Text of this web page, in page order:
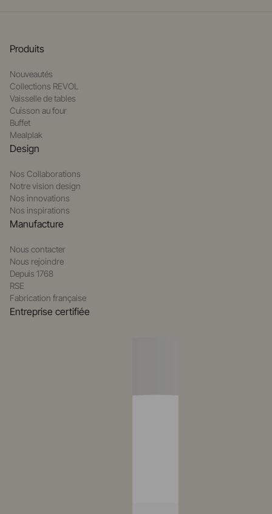
Produits
Nouveautés
Collections REVOL
Vaisselle de tables
Cuisson au four
Buffet
Mealplak
Design
Nos Collaborations
Notre vision design
Nos innovations
Nos inspirations
Manufacture
Nous contacter
Nous rejoindre
Depuis 1768
RSE
Fabrication française
Entreprise certifiée